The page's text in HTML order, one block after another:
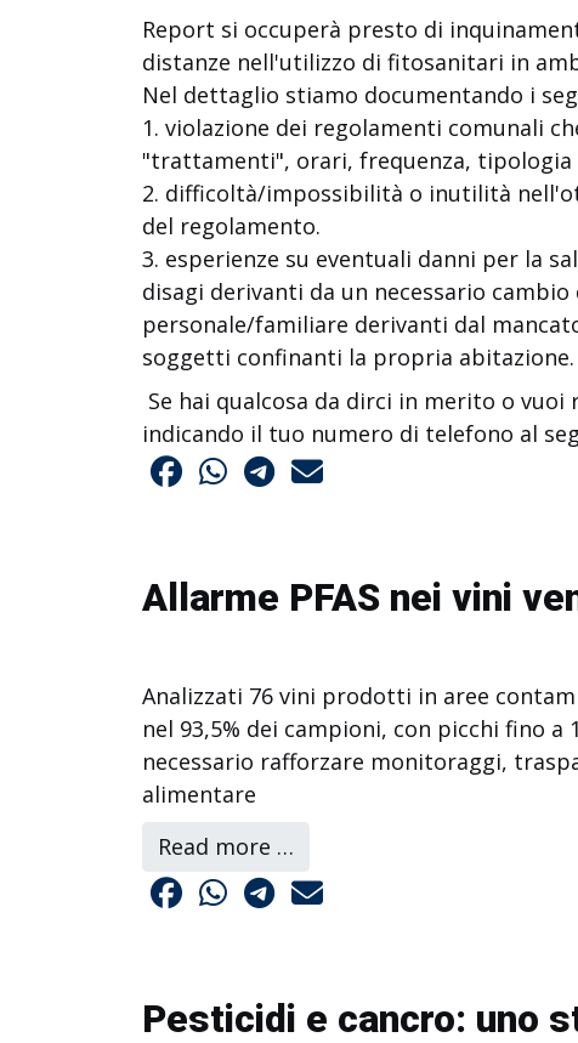
Report si occuperà presto di
distanze nell'utilizzo di fitosanitari in
Nel dettaglio stiamo documentando i
1. violazione dei regolamenti comunali
"trattamenti", orari, frequenza, tipologia
2. difficoltà/impossibilità o inutilità
del regolamento.
3. esperienze su eventuali danni per la
disagi derivanti da un necessario
personale/familiare derivanti dal
soggetti confinanti la propria abitazione.
Se hai qualcosa da dirci in merito o
indicando il tuo numero di telefono al
Allarme PFAS nei vini
Analizzati 76 vini prodotti in aree
nel 93,5% dei campioni, con picchi fino a
necessario rafforzare monitoraggi,
alimentare
Read more …
Pesticidi e cancro: uno